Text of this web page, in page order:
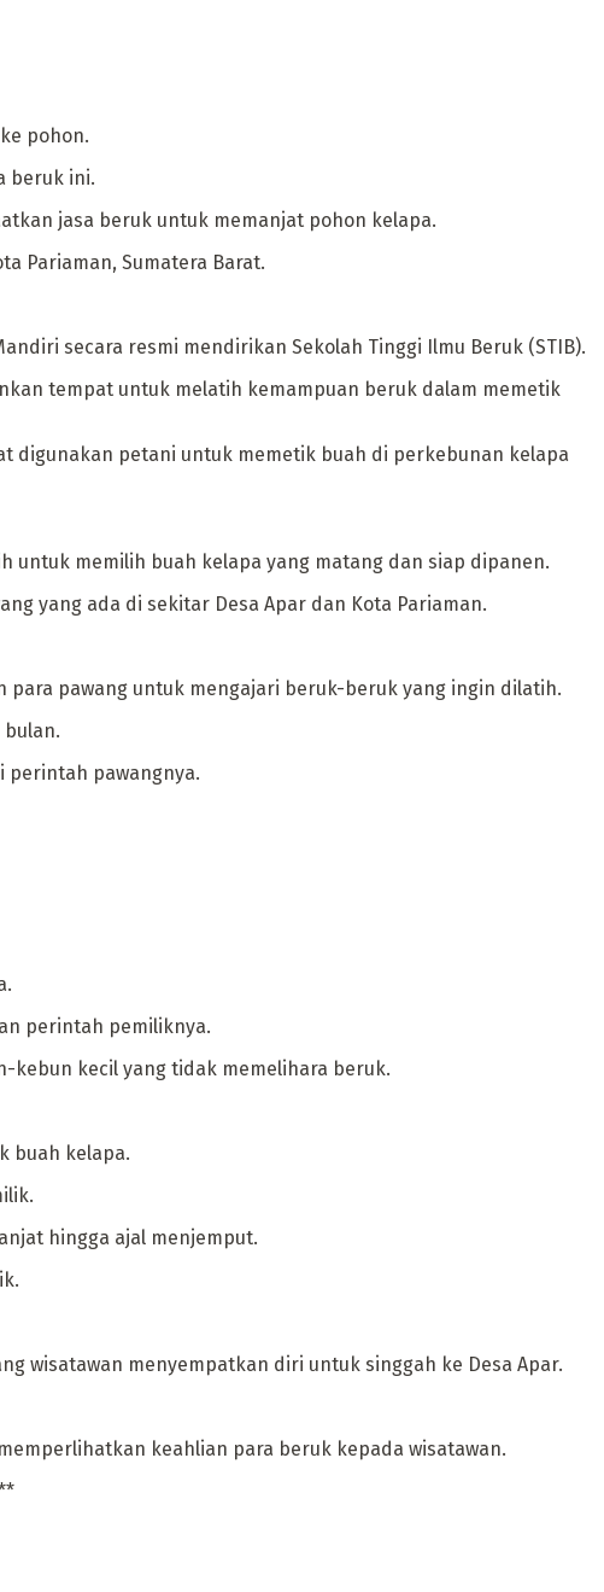
pohon.
beruk ini.
jasa beruk untuk memanjat pohon kelapa.
Pariaman, Sumatera Barat.
secara resmi mendirikan Sekolah Tinggi Ilmu Beruk (STIB).
tempat untuk melatih kemampuan beruk dalam memetik
digunakan petani untuk memetik buah di perkebunan kelapa
untuk memilih buah kelapa yang matang dan siap dipanen.
yang ada di sekitar Desa Apar dan Kota Pariaman.
para pawang untuk mengajari beruk-beruk yang ingin dilatih.
perintah pawangnya.
perintah pemiliknya.
kebun kecil yang tidak memelihara beruk.
buah kelapa.
hingga ajal menjemput.
wisatawan menyempatkan diri untuk singgah ke Desa Apar.
keahlian para beruk kepada wisatawan.